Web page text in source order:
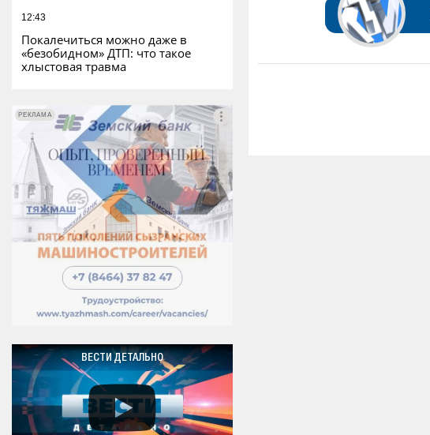
12:43
Покалечиться можно даже в
«безобидном» ДТП: что такое
хлыстовая травма
РЕКЛАМА
РЕКЛАМА
ВЕСТИ ДЕТАЛЬНО